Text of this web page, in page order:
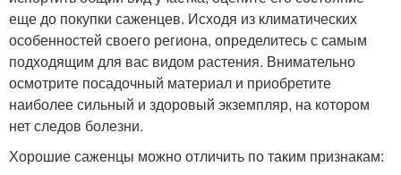
еще до покупки саженцев. Исходя из климатических
особенностей своего региона, определитесь с самым
подходящим для вас видом растения. Внимательно
осмотрите посадочный материал и приобретите
наиболее сильный и здоровый экземпляр, на котором
нет следов болезни.
Хорошие саженцы можно отличить по таким признакам: